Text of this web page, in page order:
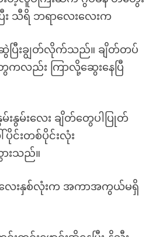
ြီး သီရိ ဘရာလေးလေးက
ဆွဲပြီးချွတ်လိုက်သည်။ ချိတ်တပ်
ကလည်း ကြာလို့ဆွေးနေပြီ
းနွမ်းလေး ချိတ်တွေပါပြုတ်
င်းတစ်ပိုင်းလုံး
ားသည်။
လေးနှစ်လုံးက အကာအကွယ်မရှိ